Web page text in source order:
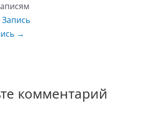
→
комментарий